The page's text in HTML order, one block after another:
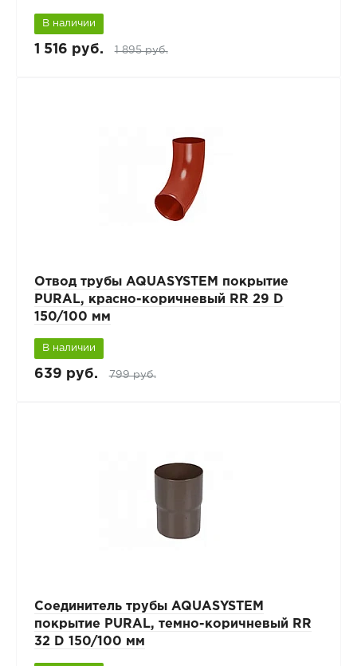
В наличии
1 516 руб. 1 895 руб.
Отвод трубы AQUASYSTEM покрытие
PURAL, красно-коричневый RR 29 D
150/100 мм
В наличии
639 руб. 799 руб.
Соединитель трубы AQUASYSTEM
покрытие PURAL, темно-коричневый RR
32 D 150/100 мм